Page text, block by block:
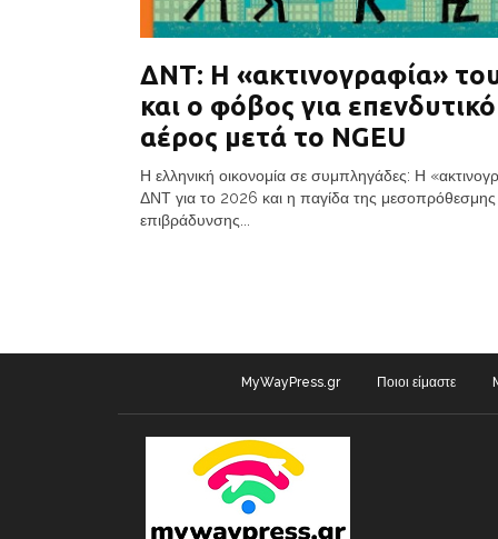
ΔΝΤ: Η «ακτινογραφία»
και ο φόβος για
αέρος μετά το NGEU
Η ελληνική οικονομία σε συμπληγάδες: Η
ΔΝΤ για το 2026 και η παγίδα της μεσοπρόθεσμης
επιβράδυνσης...
MyWayPress.gr Ποιοι είμαστε